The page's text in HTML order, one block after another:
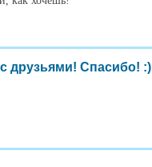
друзьями! Спасибо! :)